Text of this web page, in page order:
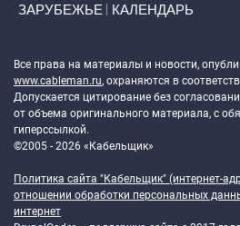
ЗАРУБЕЖЬЕ КАЛЕНДАРЬ
Все права на материалы и новости,
www.cableman.ru, охраняются в
Допускается цитирование без
от объема оригинального материала, с
гиперссылкой.
©2005 - 2026 «Кабельщик»
Политика сайта "Кабельщик" (интернет-
отношении обработки персональных
интернет